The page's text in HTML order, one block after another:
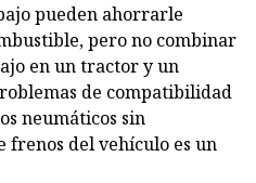
pueden ahorrarle
pero no combinar
en un tractor y un
de compatibilidad
neumáticos sin
del vehículo es un